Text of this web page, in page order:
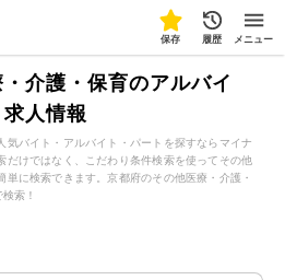
保存 履歴 メニュー
介護・保育のアルバイ
求人情報
気バイト・アルバイト・パートを探すならマイナ
だけではなく、こだわり条件検索を使ってその他
に検索できます。京都府のその他医療・介護・
索！